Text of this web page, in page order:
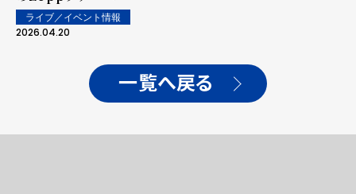
ライブ／イベント情報
2026.04.20
一覧へ戻る